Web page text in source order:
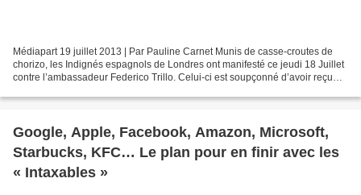
Médiapart 19 juillet 2013 | Par Pauline Carnet Munis de casse-croutes de
chorizo, les Indignés espagnols de Londres ont manifesté ce jeudi 18 Juillet
contre l’ambassadeur Federico Trillo. Celui-ci est soupçonné d’avoir reçu
Google, Apple, Facebook, Amazon, Microsoft,
Starbucks, KFC… Le plan pour en finir avec les
« Intaxables »